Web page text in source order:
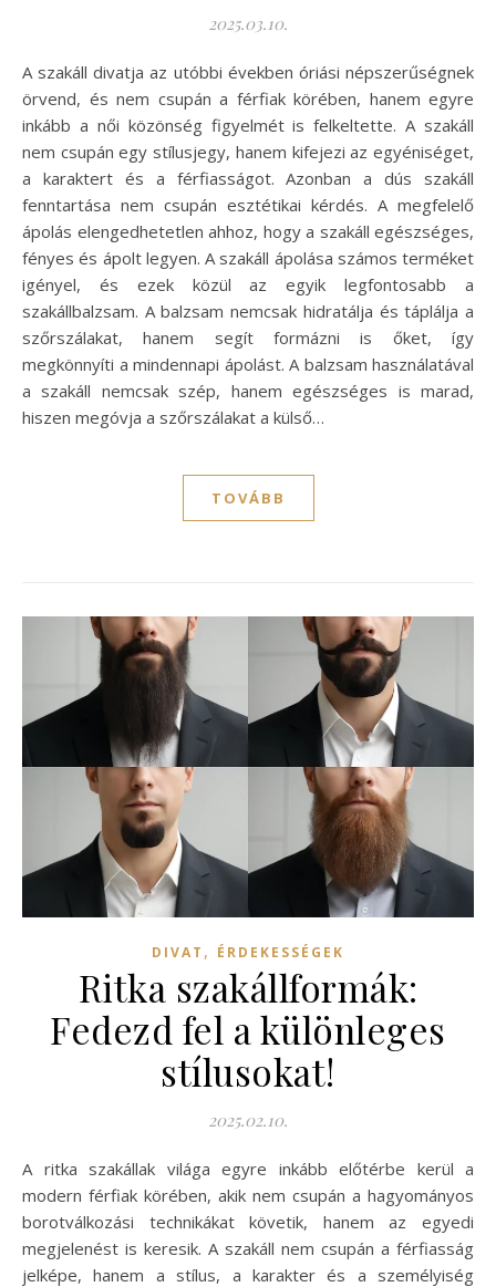
2025.03.10.
A szakáll divatja az utóbbi években óriási népszerűségnek
örvend, és nem csupán a férfiak körében, hanem egyre
inkább a női közönség figyelmét is felkeltette. A szakáll
nem csupán egy stílusjegy, hanem kifejezi az egyéniséget,
a karaktert és a férfiasságot. Azonban a dús szakáll
fenntartása nem csupán esztétikai kérdés. A megfelelő
ápolás elengedhetetlen ahhoz, hogy a szakáll egészséges,
fényes és ápolt legyen. A szakáll ápolása számos terméket
igényel, és ezek közül az egyik legfontosabb a
szakállbalzsam. A balzsam nemcsak hidratálja és táplálja a
szőrszálakat, hanem segít formázni is őket, így
megkönnyíti a mindennapi ápolást. A balzsam használatával
a szakáll nemcsak szép, hanem egészséges is marad,
hiszen megóvja a szőrszálakat a külső…
TOVÁBB
DIVAT , ÉRDEKESSÉGEK
Ritka szakállformák:
Fedezd fel a különleges
stílusokat!
2025.02.10.
A ritka szakállak világa egyre inkább előtérbe kerül a
modern férfiak körében, akik nem csupán a hagyományos
borotválkozási technikákat követik, hanem az egyedi
megjelenést is keresik. A szakáll nem csupán a férfiasság
jelképe, hanem a stílus, a karakter és a személyiség